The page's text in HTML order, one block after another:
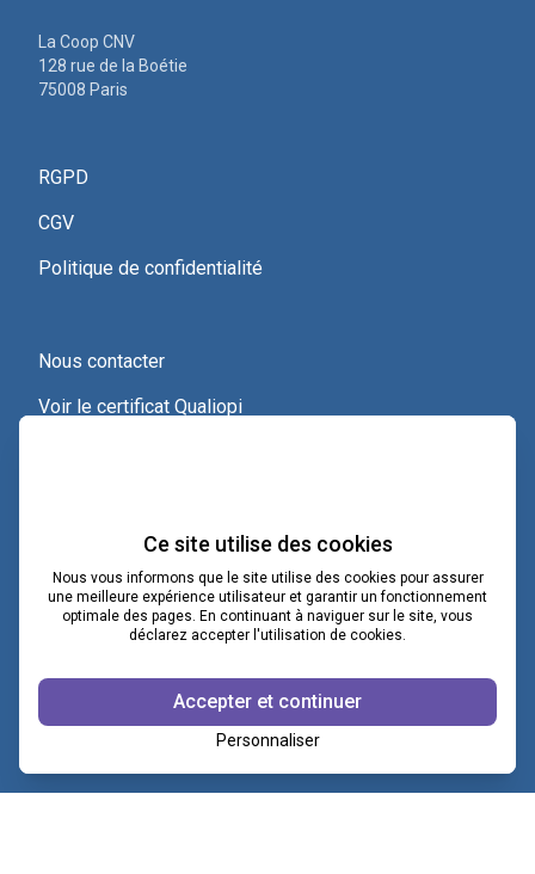
La Coop CNV
128 rue de la Boétie
75008 Paris
RGPD
CGV
Politique de confidentialité
Nous contacter
Voir le certificat Qualiopi
contact@lacoopcnv.com
La page Linkedin de La Coop CNV
Notre chaîne Webikeo
Ce site utilise des cookies
Nous vous informons que le site utilise des cookies pour assurer
une meilleure expérience utilisateur et garantir un fonctionnement
optimale des pages. En continuant à naviguer sur le site, vous
déclarez accepter l'utilisation de cookies.
Accepter et continuer
Personnaliser